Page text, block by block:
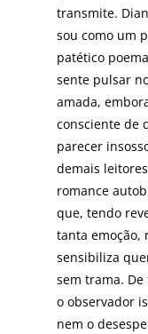
transmite.
sou como um
patético
sente pulsar
amada,
consciente de
parecer
demais
romance
que, tendo
tanta emoção,
sensibiliza
sem trama. De
o observador
nem o